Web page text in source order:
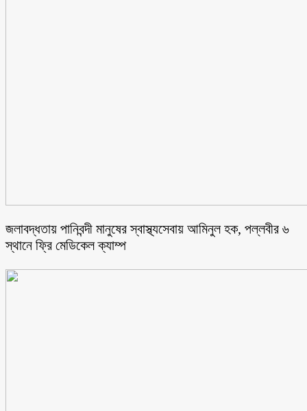
জলাবদ্ধতায় পানিবন্দী মানুষের স্বাস্থ্যসেবায় আমিনুল হক, পল্লবীর ৬
স্থানে ফ্রি মেডিকেল ক্যাম্প